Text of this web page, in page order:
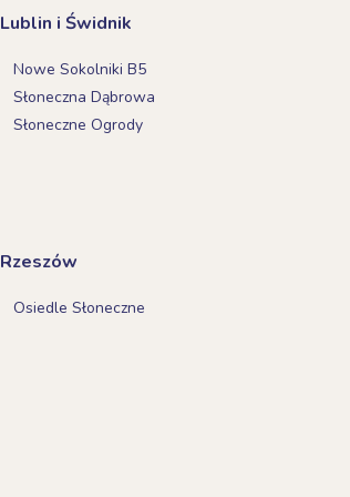
Lublin i Świdnik
Nowe Sokolniki B5
Słoneczna Dąbrowa
Słoneczne Ogrody
Rzeszów
Osiedle Słoneczne